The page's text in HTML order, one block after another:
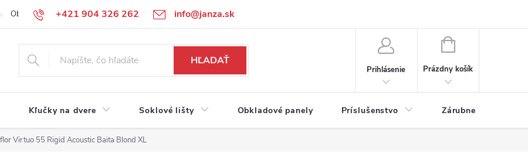
+421 904 326 262 info@janza.sk
Obchodné podmienky Reklamačné podmienky Podmienky ochrany osobných údajov
HĽADAŤ
Prihlásenie
NÁKUPNÝ KOŠÍK
Prázdny košík
Kľučky na dvere Soklové lišty Obkladové panely Príslušenstvo Zárubne
Virtuo 55 Rigid Acoustic Baita Blond XL